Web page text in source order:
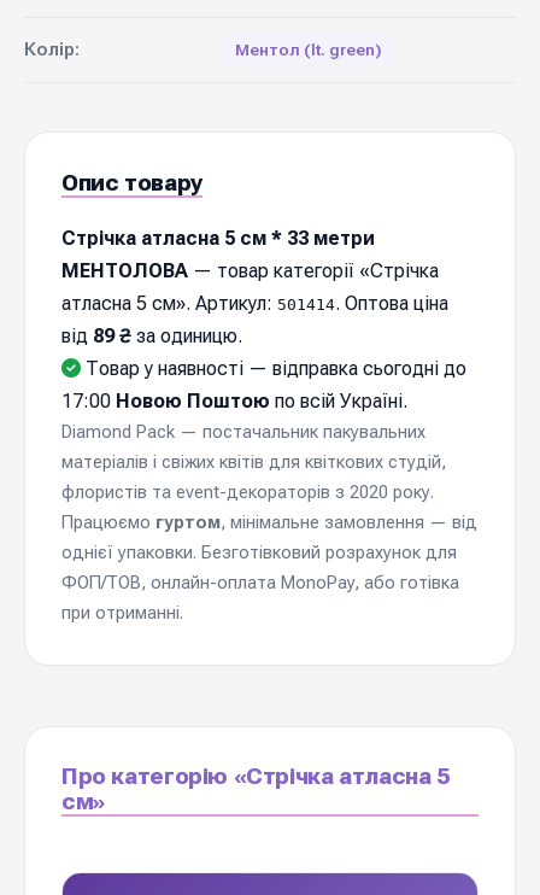
Колір: Ментол (lt. green)
Опис товару
Стрічка атласна 5 см * 33 метри
МЕНТОЛОВА — товар категорії «Стрічка
атласна 5 см». Артикул: 501414. Оптова ціна
від 89 ₴ за одиницю.
Товар у наявності — відправка cьогодні до
17:00 Новою Поштою по всій Україні.
Diamond Pack — постачальник пакувальних
матеріалів і свіжих квітів для квіткових студій,
флористів та event-декораторів з 2020 року.
Працюємо гуртом, мінімальне замовлення — від
однієї упаковки. Безготівковий розрахунок для
ФОП/ТОВ, онлайн-оплата MonoPay, або готівка
при отриманні.
Про категорію «Стрічка атласна 5
см»